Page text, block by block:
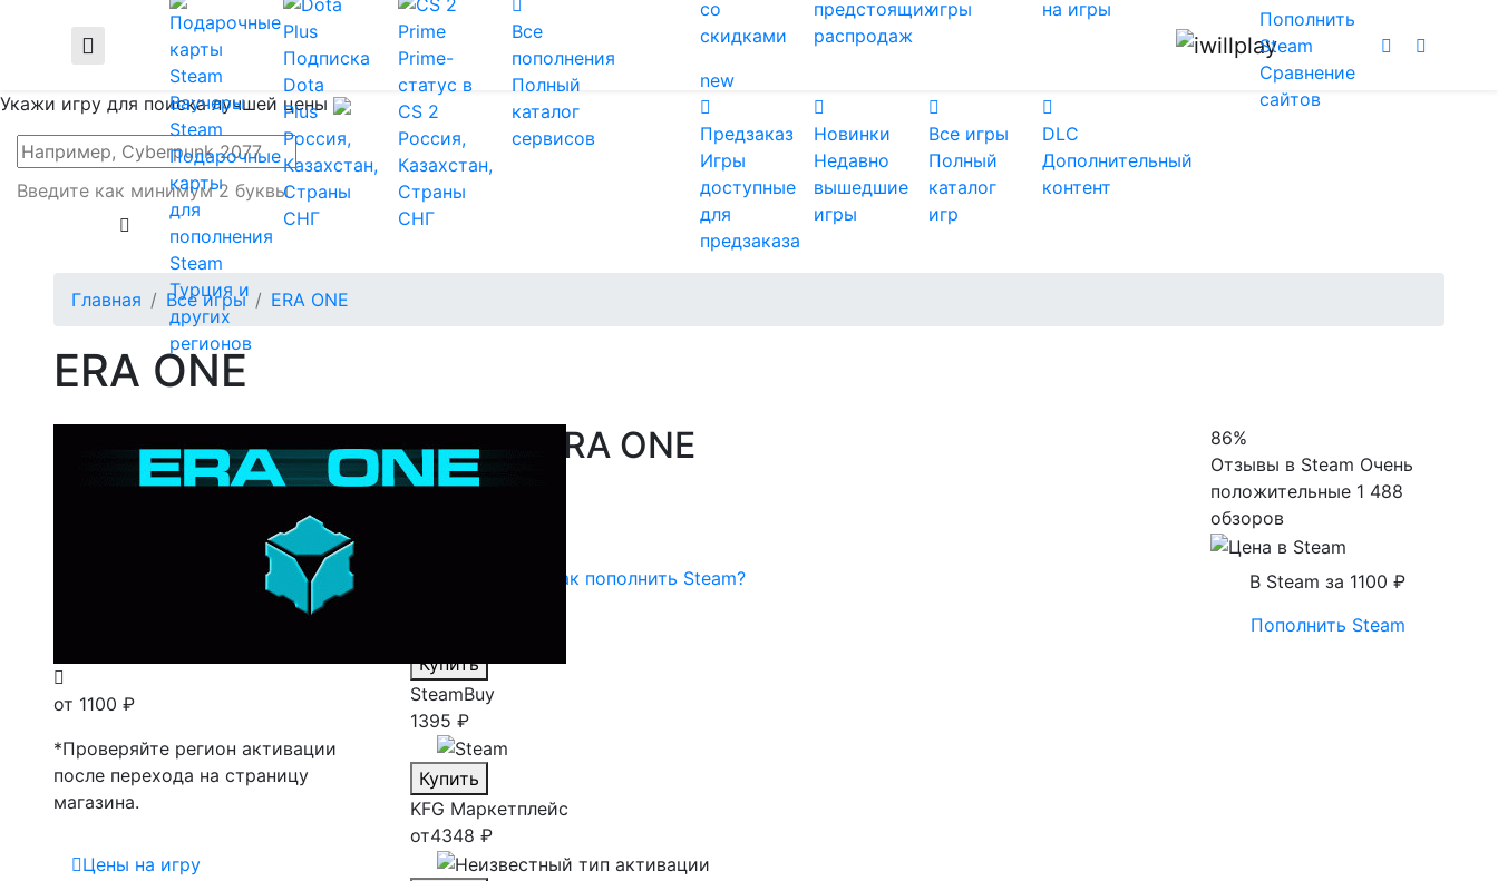
Ваучеры
Steam
Подарочные
карты
для
пополнения
Steam
Турция и
других
регионов
Подписка
Dota
Plus
Россия,
Казахстан,
Страны
СНГ
Prime-
статус в
CS 2
Россия,
Казахстан,
Страны
СНГ
Все
пополнения
Полный
каталог
сервисов
со
скидками
new
предстоящих
распродаж
игры на игры
Предзаказ
Игры
доступные
для
предзаказа
Новинки
Недавно
вышедшие
игры
Все игры
Полный
каталог
игр
DLC
Дополнительный
контент
Пополнить
Steam
Сравнение
сайтов
Укажи игру для поиска лучшей цены
Введите как минимум 2 буквы
Главная Все игры ERA ONE
ERA ONE
Купить ERA ONE
Все цены
Как пополнить Steam?
Купить
SteamBuy
1395 ₽
Купить
KFG Маркетплейс
от4348 ₽
86%
Отзывы в Steam Очень
положительные 1 488
обзоров
В Steam за 1100 ₽
Пополнить Steam
от 1100 ₽
*Проверяйте регион активации
после перехода на страницу
магазина.
Цены на игру